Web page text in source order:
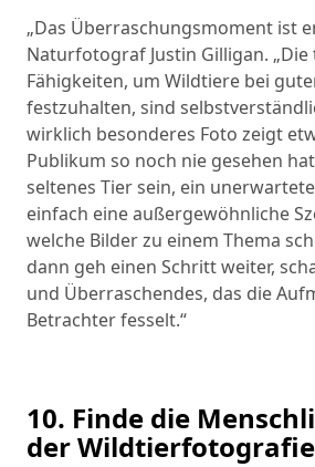
„Das Überraschungsmoment ist
Naturfotograf Justin Gilligan. „Die
Fähigkeiten, um Wildtiere bei
festzuhalten, sind
wirklich besonderes Foto zeigt
Publikum so noch nie gesehen
seltenes Tier sein, ein
einfach eine außergewöhnliche
welche Bilder zu einem Thema
dann geh einen Schritt weiter,
und Überraschendes, das die
Betrachter fesselt.“
10. Finde die
der Wildtierfotografie